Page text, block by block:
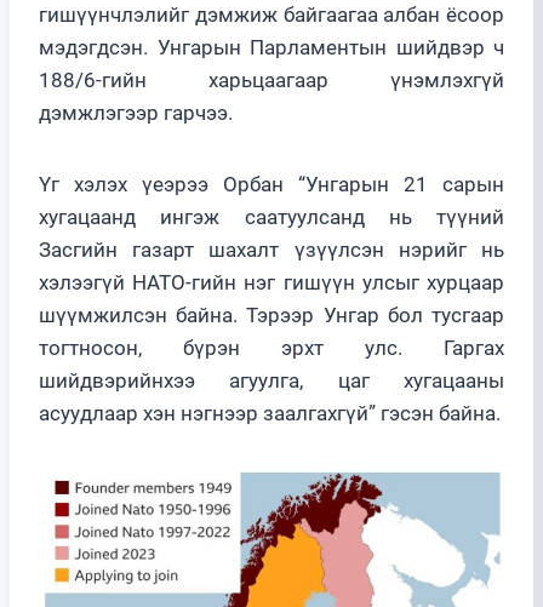
гишүүнчлэлийг дэмжиж байгаагаа албан ёсоор
мэдэгдсэн. Унгарын Парламентын шийдвэр ч
188/6-гийн харьцаагаар үнэмлэхгүй
дэмжлэгээр гарчээ.
Үг хэлэх үеэрээ Орбан “Унгарын 21 сарын
хугацаанд ингэж саатуулсанд нь түүний
Засгийн газарт шахалт үзүүлсэн нэрийг нь
хэлээгүй НАТО-гийн нэг гишүүн улсыг хурцаар
шүүмжилсэн байна. Тэрээр Унгар бол тусгаар
тогтносон, бүрэн эрхт улс. Гаргах
шийдвэрийнхээ агуулга, цаг хугацааны
асуудлаар хэн нэгнээр заалгахгүй” гэсэн байна.